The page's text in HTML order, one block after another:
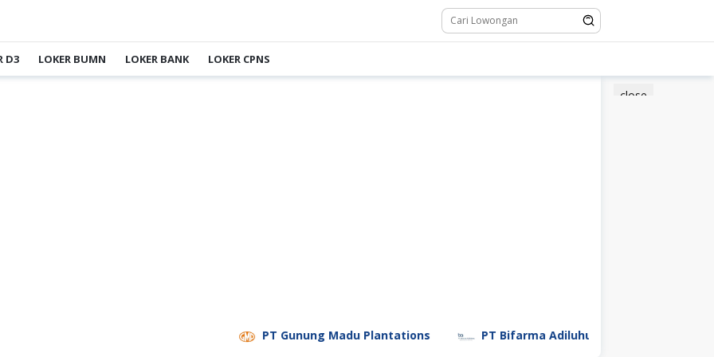
D3 LOKER BUMN LOKER BANK LOKER CPNS
close
PT Gunung Madu Plantations PT Bifarma Adiluhung (a Kalbe Company)